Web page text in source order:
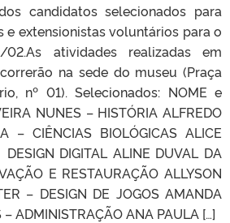
candidatos selecionados para
extensionistas voluntários para o
atividades realizadas em
na sede do museu (Praça
nº 01). Selecionados: NOME e
NUNES – HISTÓRIA ALFREDO
– CIÊNCIAS BIOLÓGICAS ALICE
DIGITAL ALINE DUVAL DA
E RESTAURAÇÃO ALLYSON
– DESIGN DE JOGOS AMANDA
– ADMINISTRAÇÃO ANA PAULA […]